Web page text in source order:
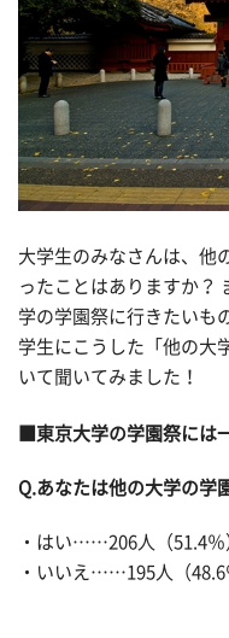
大学生のみなさんは、他
ったことはありますか？
学の学園祭に行きたいも
学生にこうした「他の大
いて聞いてみました！
■東京大学の学園祭には
Q.あなたは他の大学の学
・はい……206人（51.4％
・いいえ……195人（48.6